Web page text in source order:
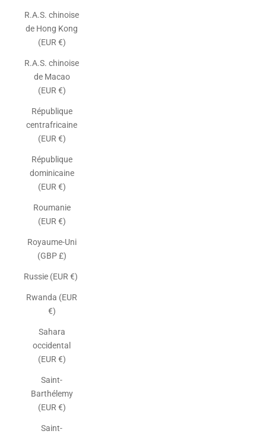
R.A.S. chinoise
de Hong Kong
(EUR €)
R.A.S. chinoise
de Macao
(EUR €)
République
centrafricaine
(EUR €)
République
dominicaine
(EUR €)
Roumanie
(EUR €)
Royaume-Uni
(GBP £)
Russie (EUR €)
Rwanda (EUR
€)
Sahara
occidental
(EUR €)
Saint-
Barthélemy
(EUR €)
Saint-